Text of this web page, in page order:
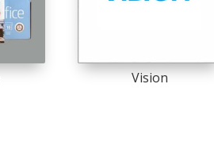
Vision